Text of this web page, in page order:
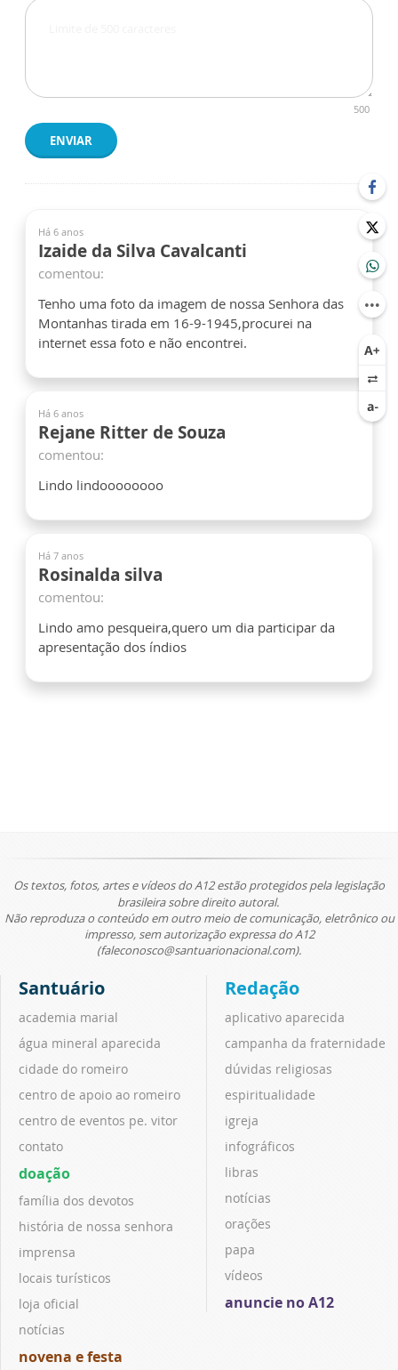
500
ENVIAR
Há 6 anos
Izaide da Silva Cavalcanti
comentou:
Tenho uma foto da imagem de nossa Senhora das
Montanhas tirada em 16-9-1945,procurei na
internet essa foto e não encontrei.
Há 6 anos
Rejane Ritter de Souza
comentou:
Lindo lindoooooooo
Há 7 anos
Rosinalda silva
comentou:
Lindo amo pesqueira,quero um dia participar da
apresentação dos índios
Os textos, fotos, artes e vídeos do A12 estão protegidos pela legislação
brasileira sobre direito autoral.
Não reproduza o conteúdo em outro meio de comunicação, eletrônico ou
impresso, sem autorização expressa do A12
(faleconosco@santuarionacional.com).
Santuário
academia marial
água mineral aparecida
cidade do romeiro
centro de apoio ao romeiro
centro de eventos pe. vitor
contato
doação
família dos devotos
história de nossa senhora
imprensa
locais turísticos
loja oficial
notícias
novena e festa
Redação
aplicativo aparecida
campanha da fraternidade
dúvidas religiosas
espiritualidade
igreja
infográficos
libras
notícias
orações
papa
vídeos
anuncie no A12